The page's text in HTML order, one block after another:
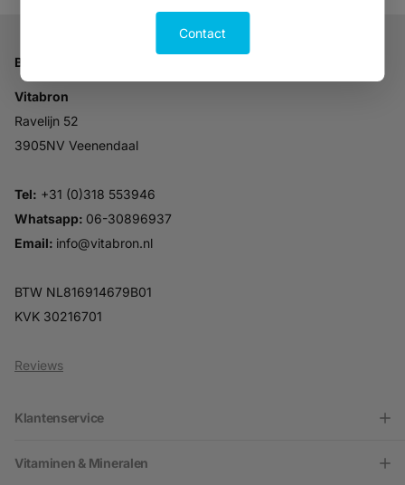
Contact
Klantenservice
Vitaminen & Mineralen
Bedrijfsgegevens
Vitabron
Ravelijn 52
3905NV Veenendaal
Tel: +31 (0)318 553946
Whatsapp: 06-30896937
Email: info@vitabron.nl
BTW NL816914679B01
KVK 30216701
Reviews